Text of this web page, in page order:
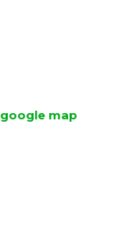
google map